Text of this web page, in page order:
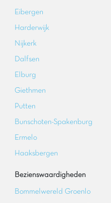
Eibergen
Harderwijk
Nijkerk
Dalfsen
Elburg
Giethmen
Putten
Bunschoten-Spakenburg
Ermelo
Haaksbergen
Bezienswaardigheden
Bommelwereld Groenlo